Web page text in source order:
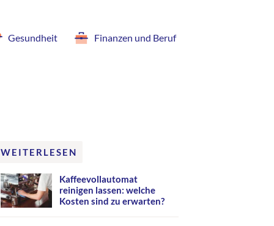
Gesundheit Finanzen und Beruf
WEITERLESEN
Kaffeevollautomat
reinigen lassen: welche
Kosten sind zu erwarten?